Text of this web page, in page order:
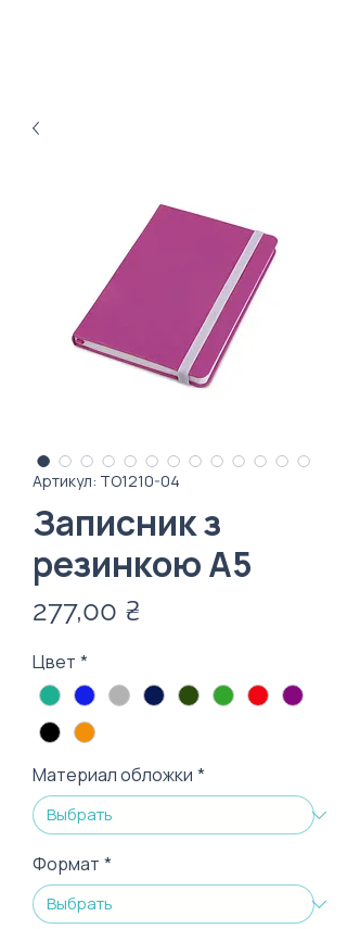
Артикул: ТО1210-04
Записник з
резинкою А5
277,00 ₴
Цвет *
Материал обложки *
Формат *